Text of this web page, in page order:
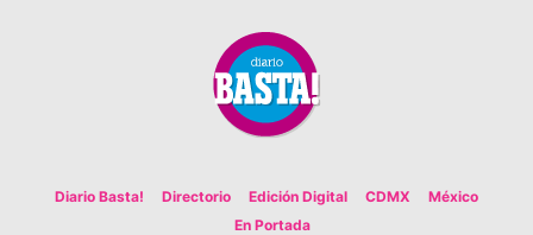
Diario Basta! Directorio Edición Digital CDMX
México
En Portada